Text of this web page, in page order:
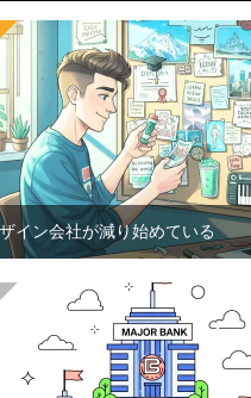
イン会社が減り始めている